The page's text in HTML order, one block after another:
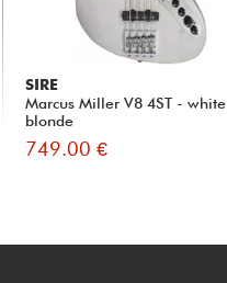
SIRE
Marcus Miller V8 4ST - white
blonde
749.00 €